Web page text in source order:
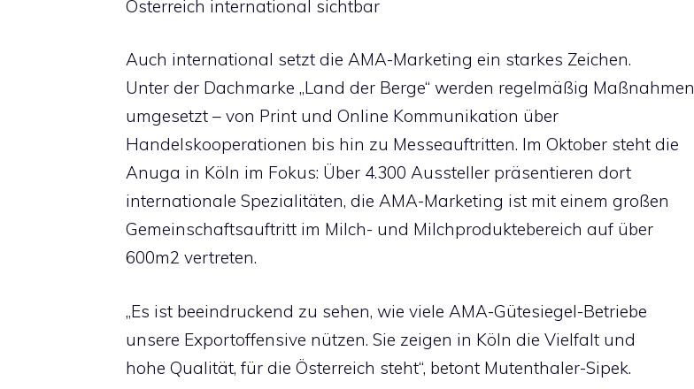
Österreich international sichtbar
Auch international setzt die AMA-Marketing ein starkes Zeichen.
Unter der Dachmarke „Land der Berge“ werden regelmäßig Maßnahmen
umgesetzt – von Print und Online Kommunikation über
Handelskooperationen bis hin zu Messeauftritten. Im Oktober steht die
Anuga in Köln im Fokus: Über 4.300 Aussteller präsentieren dort
internationale Spezialitäten, die AMA-Marketing ist mit einem großen
Gemeinschaftsauftritt im Milch- und Milchproduktebereich auf über
600m2 vertreten.
„Es ist beeindruckend zu sehen, wie viele AMA-Gütesiegel-Betriebe
unsere Exportoffensive nützen. Sie zeigen in Köln die Vielfalt und
hohe Qualität, für die Österreich steht“, betont Mutenthaler-Sipek.